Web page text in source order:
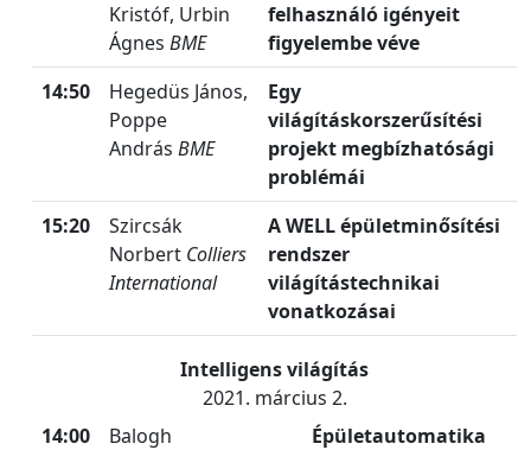
Kristóf, Urbin
Ágnes BME
felhasználó igényeit
figyelembe véve
14:50
Hegedüs János,
Poppe
András BME
Egy
világításkorszerűsítési
projekt megbízhatósági
problémái
15:20
Szircsák
Norbert Colliers
International
A WELL épületminősítési
rendszer
világítástechnikai
vonatkozásai
Intelligens világítás
2021. március 2.
14:00
Balogh
Épületautomatika